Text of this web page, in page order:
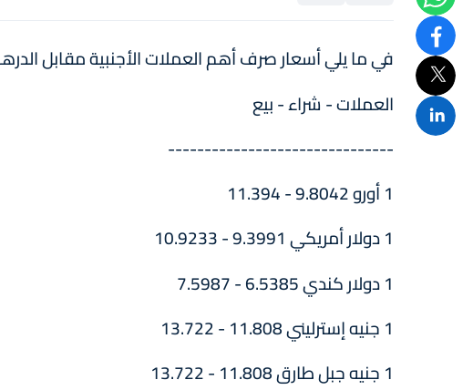
في ما يلي أسعار صرف أهم العملات الأجنبية مقابل الدرهم، اليوم الاثنين 23
العملات - شراء - بيع
-------------------------------
1 أورو 9.8042 - 11.394
1 دولار أمريكي 9.3991 - 10.9233
1 دولار كندي 6.5385 - 7.5987
1 جنيه إسترليني 11.808 - 13.722
1 جنيه جبل طارق 11.808 - 13.722